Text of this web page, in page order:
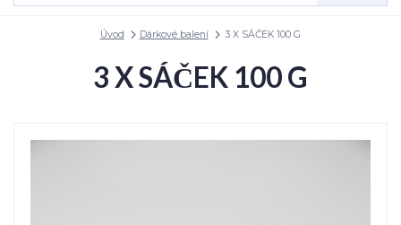
Úvod Dárkové balení 3 X SÁČEK 100 G
3 X SÁČEK 100 G